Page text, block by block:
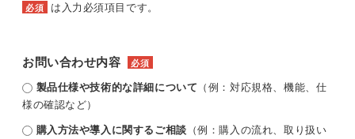
必須 は入力必須項目です。
お問い合わせ内容 必須
製品仕様や技術的な詳細について （例：対応規格、機能、仕
様の確認など）
購入方法や導入に関するご相談 （例：購入の流れ、取り扱い